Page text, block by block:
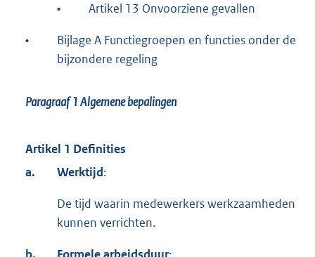
• Artikel 13 Onvoorziene gevallen
•
Bijlage A Functiegroepen en functies onder de
bijzondere regeling
Paragraaf 1Algemene bepalingen
Artikel 1 Definities
a.
Werktijd:
De tijd waarin medewerkers werkzaamheden
kunnen verrichten.